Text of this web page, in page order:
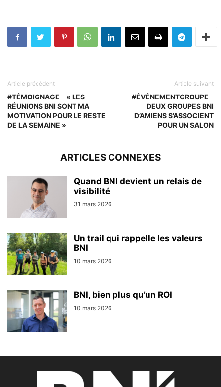
Article précédent
#TÉMOIGNAGE – « LES
RÉUNIONS BNI SONT MA
MOTIVATION POUR LE RESTE
DE LA SEMAINE »
Article suivant
#ÉVÉNEMENTGROUPE –
DEUX GROUPES BNI
D’AMIENS S’ASSOCIENT
POUR UN SALON
ARTICLES CONNEXES
Quand BNI devient un relais de
visibilité
31 mars 2026
Un trail qui rappelle les valeurs
BNI
10 mars 2026
BNI, bien plus qu’un ROI
10 mars 2026